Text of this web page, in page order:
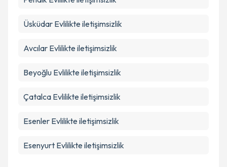
Üsküdar Evlilikte iletişimsizlik
Avcılar Evlilikte iletişimsizlik
Beyoğlu Evlilikte iletişimsizlik
Çatalca Evlilikte iletişimsizlik
Esenler Evlilikte iletişimsizlik
Esenyurt Evlilikte iletişimsizlik